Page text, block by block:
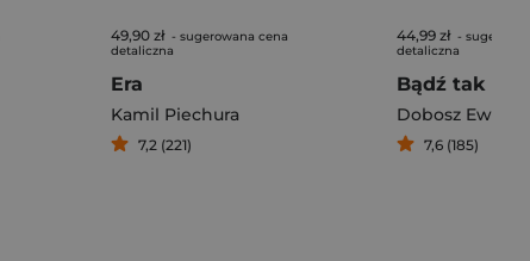
49,90 zł - sugerowana cena
detaliczna
Era
Kamil Piechura
7,2 (221)
44,99 zł -
detaliczna
Bądź tak po
Dobosz
7,6 (185)